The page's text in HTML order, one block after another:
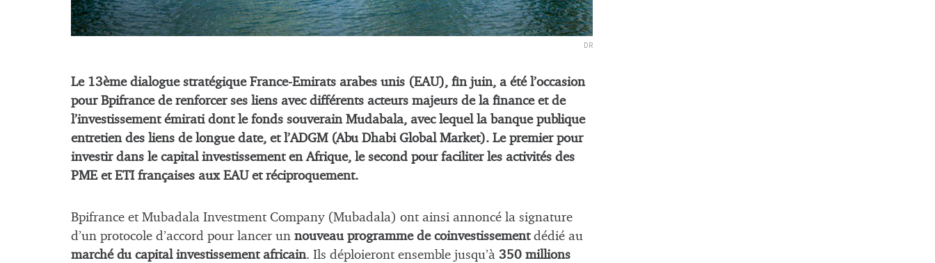
DR
Le 13ème dialogue stratégique France-Emirats arabes unis (EAU), fin juin, a été l’occasion
pour Bpifrance de renforcer ses liens avec différents acteurs majeurs de la finance et de
l’investissement émirati dont le fonds souverain Mudabala, avec lequel la banque publique
entretien des liens de longue date, et l’ADGM (Abu Dhabi Global Market). Le premier pour
investir dans le capital investissement en Afrique, le second pour faciliter les activités des
PME et ETI françaises aux EAU et réciproquement.
Bpifrance et Mubadala Investment Company (Mubadala) ont ainsi annoncé la signature
d’un protocole d’accord pour lancer un nouveau programme de coinvestissementdédié au
marché du capital investissement africain. Ils déploieront ensemble jusqu’à 350 millions